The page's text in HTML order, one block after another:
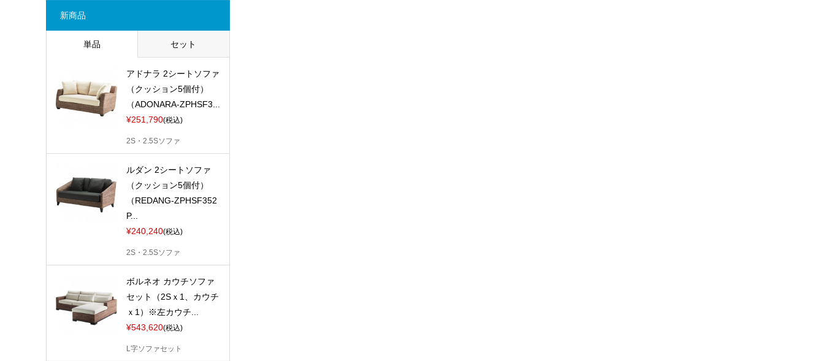
新商品
単品 セット
アドナラ 2シートソファ
（クッション5個付）
（ADONARA-ZPHSF3...
¥251,790(税込)
2S・2.5Sソファ
ルダン 2シートソファ
（クッション5個付）
（REDANG-ZPHSF352
P...
¥240,240(税込)
2S・2.5Sソファ
ボルネオ カウチソファ
セット（2Sｘ1、カウチ
ｘ1）※左カウチ...
¥543,620(税込)
L字ソファセット